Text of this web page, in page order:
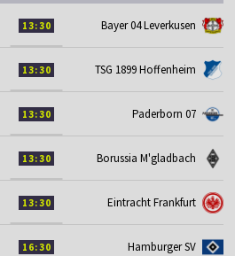
13:30 Bayer 04 Leverkusen
13:30 TSG 1899 Hoffenheim
13:30 Paderborn 07
13:30 Borussia M'gladbach
13:30 Eintracht Frankfurt
16:30 Hamburger SV